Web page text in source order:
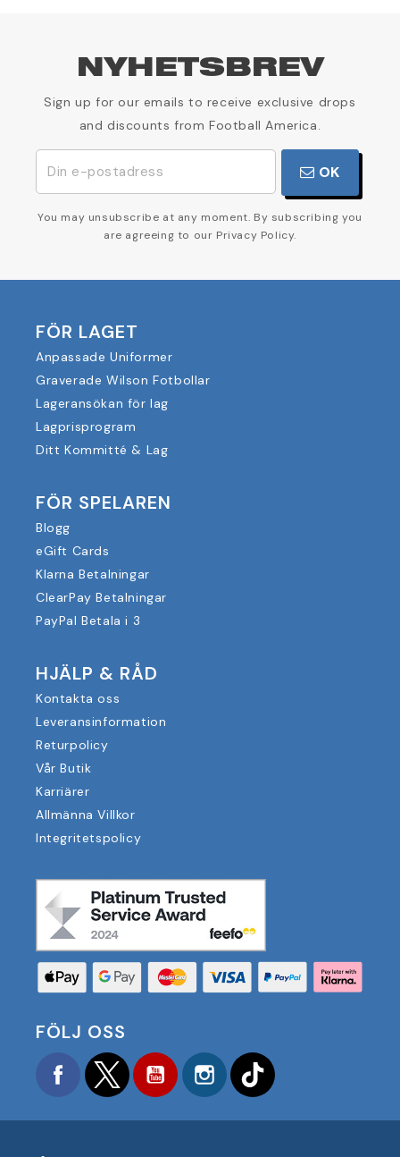
NYHETSBREV
Sign up for our emails to receive exclusive drops
and discounts from Football America.
OK
You may unsubscribe at any moment. By subscribing you
are agreeing to our Privacy Policy.
FÖR LAGET
Anpassade Uniformer
Graverade Wilson Fotbollar
Lageransökan för lag
Lagprisprogram
Ditt Kommitté & Lag
FÖR SPELAREN
Blogg
eGift Cards
Klarna Betalningar
ClearPay Betalningar
PayPal Betala i 3
HJÄLP & RÅD
Kontakta oss
Leveransinformation
Returpolicy
Vår Butik
Karriärer
Allmänna Villkor
Integritetspolicy
FÖLJ OSS
FacebookTwitter YouTubeInstagram